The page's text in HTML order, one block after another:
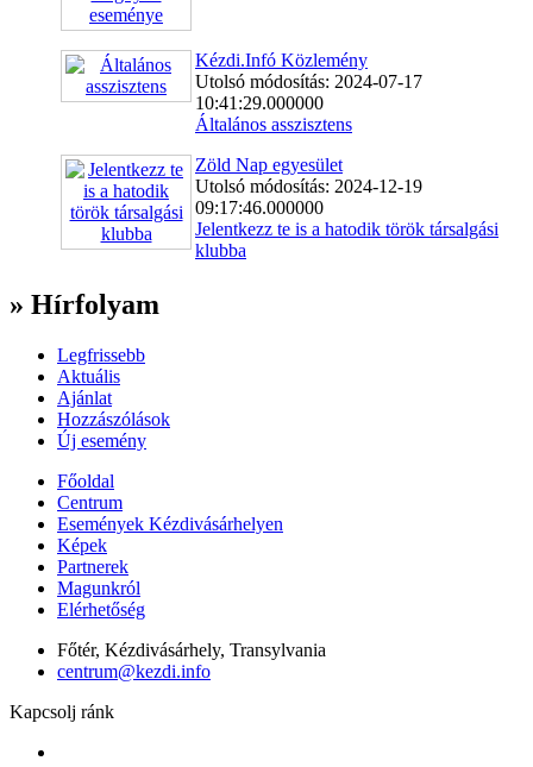
Kézdi.Infó Közlemény
Utolsó módosítás: 2024-07-17
10:41:29.000000
Általános asszisztens
Zöld Nap egyesület
Utolsó módosítás: 2024-12-19
09:17:46.000000
Jelentkezz te is a hatodik török társalgási
klubba
» Hírfolyam
Legfrissebb
Aktuális
Ajánlat
Hozzászólások
Új esemény
Főoldal
Centrum
Események Kézdivásárhelyen
Képek
Partnerek
Magunkról
Elérhetőség
Főtér, Kézdivásárhely, Transylvania
centrum@kezdi.info
Kapcsolj ránk